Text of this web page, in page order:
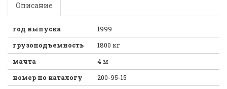
Описание
год выпуска
1999
грузоподъемность
1800 кг
мачта
4 м
номер по каталогу
200-95-15